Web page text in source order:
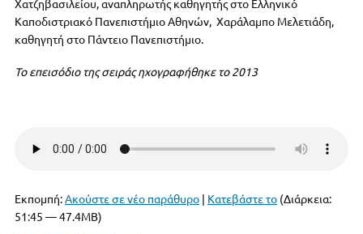
Χατζηβασιλείου, αναπληρωτής καθηγητής στο Ελληνικό
Καποδιστριακό Πανεπιστήμιο Αθηνών, Χαράλαμπο Μελετιάδη,
καθηγητή στο Πάντειο Πανεπιστήμιο.
Το επεισόδιο της σειράς ηχογραφήθηκε το 2013
Εκπομπή:Ακούστε σε νέο παράθυρο | Κατεβάστε το (Διάρκεια:
51:45 — 47.4MB)